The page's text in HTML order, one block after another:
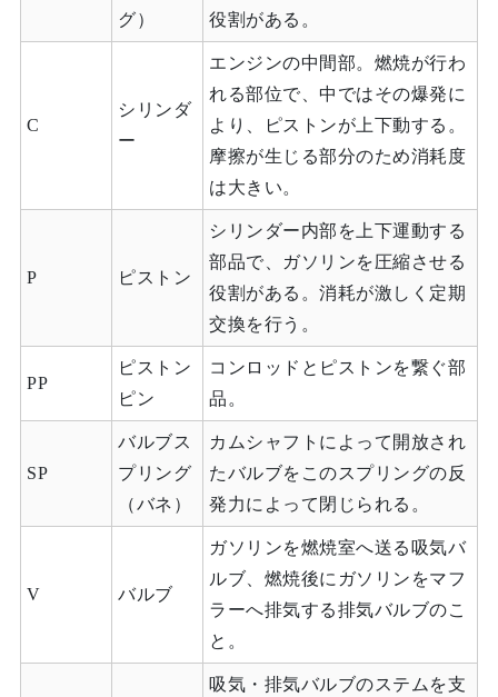
グ）
役割がある。
C
シリンダ
ー
エンジンの中間部。燃焼が行わ
れる部位で、中ではその爆発に
より、ピストンが上下動する。
摩擦が生じる部分のため消耗度
は大きい。
P ピストン
シリンダー内部を上下運動する
部品で、ガソリンを圧縮させる
役割がある。消耗が激しく定期
交換を行う。
PP
ピストン
ピン
コンロッドとピストンを繋ぐ部
品。
SP
バルブス
プリング
（バネ）
カムシャフトによって開放され
たバルブをこのスプリングの反
発力によって閉じられる。
V バルブ
ガソリンを燃焼室へ送る吸気バ
ルブ、燃焼後にガソリンをマフ
ラーへ排気する排気バルブのこ
と。
吸気・排気バルブのステムを支